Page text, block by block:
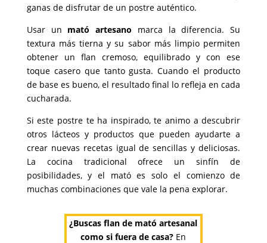
ganas de disfrutar de un postre auténtico.
Usar un mató artesano marca la diferencia. Su
textura más tierna y su sabor más limpio permiten
obtener un flan cremoso, equilibrado y con ese
toque casero que tanto gusta. Cuando el producto
de base es bueno, el resultado final lo refleja en cada
cucharada.
Si este postre te ha inspirado, te animo a descubrir
otros lácteos y productos que pueden ayudarte a
crear nuevas recetas igual de sencillas y deliciosas.
La cocina tradicional ofrece un sinfín de
posibilidades, y el mató es solo el comienzo de
muchas combinaciones que vale la pena explorar.
¿Buscas flan de mató artesanal
como si fuera de casa? En